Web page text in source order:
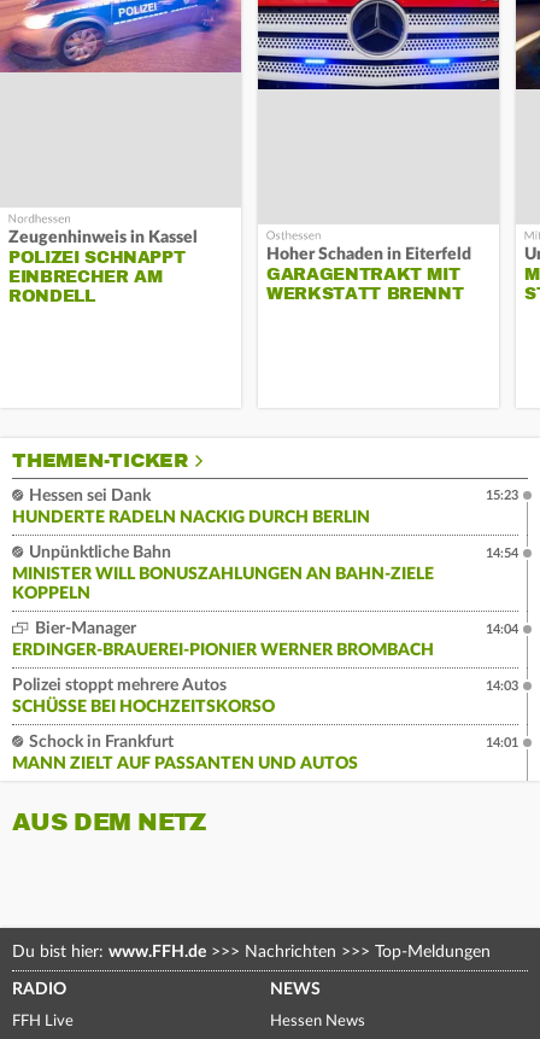
Zeugenhinweis in Kassel
POLIZEI SCHNAPPT
EINBRECHER AM
RONDELL
Hoher Schaden in Eiterfeld
GARAGENTRAKT MIT
WERKSTATT BRENNT
THEMEN-TICKER
Hessen sei Dank
HUNDERTE RADELN NACKIG DURCH BERLIN
15:23
Unpünktliche Bahn
MINISTER WILL BONUSZAHLUNGEN AN BAHN-ZIELE
KOPPELN
14:54
Bier-Manager
ERDINGER-BRAUEREI-PIONIER WERNER BROMBACH
14:04
Polizei stoppt mehrere Autos
SCHÜSSE BEI HOCHZEITSKORSO
14:03
Schock in Frankfurt
MANN ZIELT AUF PASSANTEN UND AUTOS
14:01
AUS DEM NETZ
Du bist hier: www.FFH.de >>> Nachrichten >>> Top-Meldungen
RADIO
FFH Live
NEWS
Hessen News